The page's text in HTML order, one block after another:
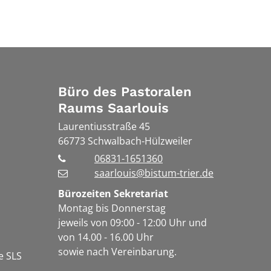
Büro des Pastoralen
Raums Saarlouis
Laurentiusstraße 45
66773 Schwalbach-Hülzweiler
06831-1651360
saarlouis@bistum-trier.de
Bürozeiten Sekretariat
Montag bis Donnerstag
jeweils von 09:00 - 12:00 Uhr und
von 14.00 - 16.00 Uhr
sowie nach Vereinbarung.